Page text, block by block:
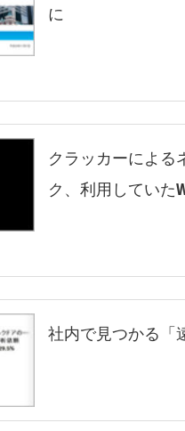
に
クラッカーによる
ク、利用していた
社内で見つかる「